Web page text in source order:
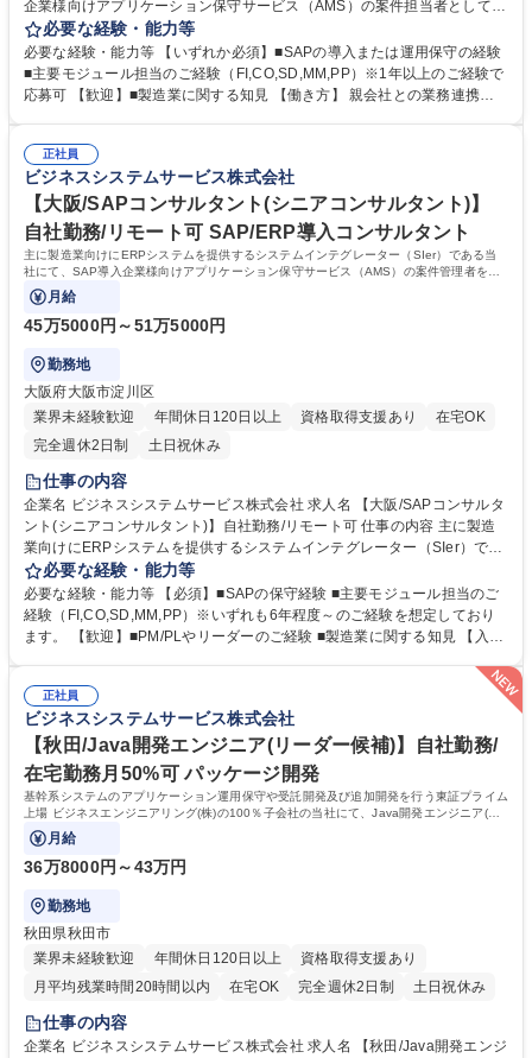
企業様向けアプリケーション保守サービス（AMS）の案件担当者として従
事いただきます。 【想定業務】インシデント対応/エンハンス/障害対応/シ
ステム調査/ユーザ教育/改善提案 【キャリア】 案件のメンバーとして参画
し、上記業務に従事いただきます。 一通り弊社業務を理解いただいた際に
は後輩指導やOJT、案件のサブリーダーなどを行っていただきたいと考え
【秋田×大手製造業PJ×SAP保守コンサルタント（メンバー）】在宅勤務
可
必要な経験・能力等
必要な経験・能力等 【いずれか必須】■SAPの導入または運用保守の経験
■主要モジュール担当のご経験（FI,CO,SD,MM,PP）※1年以上のご経験で
応募可 【歓迎】■製造業に関する知見 【働き方】 親会社との業務連携も
また当社側で案件管理を担っているため働きやすい環境を整備していま
す。 学歴・資格 学歴：大学院 大学 高専 短大 専修学校 高校 語学力： 資
格：
正社員
ビジネスシステムサービス株式会社
【大阪/SAPコンサルタント(シニアコンサルタント)】
自社勤務/リモート可 SAP/ERP導入コンサルタント
主に製造業向けにERPシステムを提供するシステムインテグレーター（SIer）である当
社にて、SAP導入企業様向けアプリケーション保守サービス（AMS）の案件管理者をお
任せします。
月給
45万5000円～51万5000円
勤務地
大阪府大阪市淀川区
業界未経験歓迎
年間休日120日以上 資格取得支援あり
在宅OK
完全週休2日制
土日祝休み
仕事の内容
企業名 ビジネスシステムサービス株式会社 求人名 【大阪/SAPコンサルタ
ント(シニアコンサルタント)】自社勤務/リモート可 仕事の内容 主に製造
業向けにERPシステムを提供するシステムインテグレーター（SIer）であ
る当社にて、SAP導入企業様向けアプリケーション保守サービス（AMS）
の案件管理者をお任せします。 【業務詳細】■顧客折衝 ■課題方針決定 ■
進捗、工数、メンバー管理 ■工数見積もり ■品質管理、レビュー ■その他
案件担当にかかる業務(インシデント対応、障害対応、システム調査、エ
必要な経験・能力等
必要な経験・能力等 【必須】■SAPの保守経験 ■主要モジュール担当のご
経験（FI,CO,SD,MM,PP）※いずれも6年程度～のご経験を想定しており
ます。 【歓迎】■PM/PLやリーダーのご経験 ■製造業に関する知見 【入社
ジメントへ業務を移していく予定です。(既に業務理解が深い方は初めか
らマネジメント業務を行っていただく可能性もございます） その後はPM/
PLとして案件のマネジメントや顧客窓口を行っていただく予定です。 学
歴・資格 学歴：大学院 大学 高専 短大 専修学校 高校 語学力： 資格：
正社員
ビジネスシステムサービス株式会社
【秋田/Java開発エンジニア(リーダー候補)】自社勤務/
在宅勤務月50%可 パッケージ開発
基幹系システムのアプリケーション運用保守や受託開発及び追加開発を行う東証プライム
上場 ビジネスエンジニアリング(株)の100％子会社の当社にて、Java開発エンジニア(リ
ーダー候補)を募集します。
月給
36万8000円～43万円
勤務地
秋田県秋田市
業界未経験歓迎
年間休日120日以上
資格取得支援あり
月平均残業時間20時間以内
在宅OK 完全週休2日制 土日祝休み
仕事の内容
企業名 ビジネスシステムサービス株式会社 求人名 【秋田/Java開発エンジ